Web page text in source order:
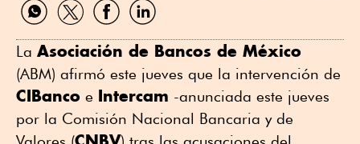
por
por
por
por
La Asociación de Bancos de México
(ABM) afirmó este jueves que la intervención de
CIBanco e Intercam -anunciada este jueves
por la Comisión Nacional Bancaria y de